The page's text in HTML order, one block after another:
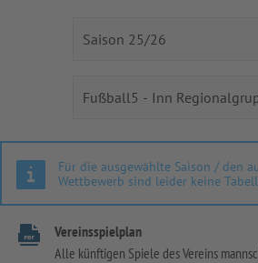
Für die ausgewählte Saison / den
Wettbewerb sind leider keine
Vereinsspielplan
Alle künftigen Spiele des Vereins